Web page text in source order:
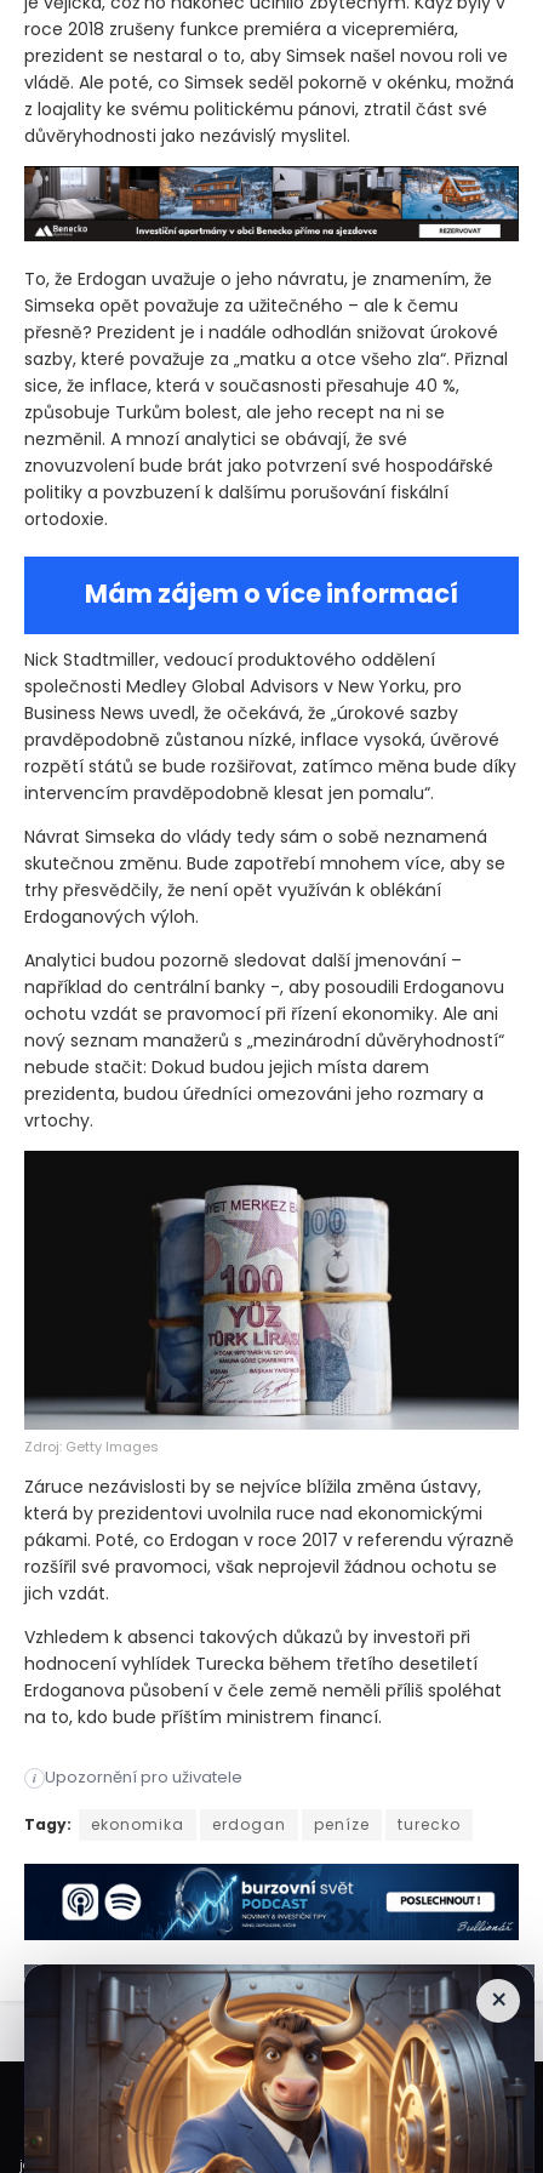
roce 2018 zrušeny funkce premiéra a vicepremiéra,
prezident se nestaral o to, aby Simsek našel novou roli ve
vládě. Ale poté, co Simsek seděl pokorně v okénku, možná
z loajality ke svému politickému pánovi, ztratil část své
důvěryhodnosti jako nezávislý myslitel.
To, že Erdogan uvažuje o jeho návratu, je znamením, že
Simseka opět považuje za užitečného – ale k čemu
přesně? Prezident je i nadále odhodlán snižovat úrokové
sazby, které považuje za „matku a otce všeho zla“. Přiznal
sice, že inflace, která v současnosti přesahuje 40 %,
způsobuje Turkům bolest, ale jeho recept na ni se
nezměnil. A mnozí analytici se obávají, že své
znovuzvolení bude brát jako potvrzení své hospodářské
politiky a povzbuzení k dalšímu porušování fiskální
ortodoxie.
Mám zájem o více informací
Nick Stadtmiller, vedoucí produktového oddělení
společnosti Medley Global Advisors v New Yorku, pro
Business News uvedl, že očekává, že „úrokové sazby
pravděpodobně zůstanou nízké, inflace vysoká, úvěrové
rozpětí států se bude rozšiřovat, zatímco měna bude díky
intervencím pravděpodobně klesat jen pomalu“.
Návrat Simseka do vlády tedy sám o sobě neznamená
skutečnou změnu. Bude zapotřebí mnohem více, aby se
trhy přesvědčily, že není opět využíván k oblékání
Erdoganových výloh.
Analytici budou pozorně sledovat další jmenování –
například do centrální banky -, aby posoudili Erdoganovu
ochotu vzdát se pravomocí při řízení ekonomiky. Ale ani
nový seznam manažerů s „mezinárodní důvěryhodností“
nebude stačit: Dokud budou jejich místa darem
prezidenta, budou úředníci omezováni jeho rozmary a
vrtochy.
Zdroj: Getty Images
Záruce nezávislosti by se nejvíce blížila změna ústavy,
která by prezidentovi uvolnila ruce nad ekonomickými
pákami. Poté, co Erdogan v roce 2017 v referendu výrazně
rozšířil své pravomoci, však neprojevil žádnou ochotu se
jich vzdát.
Vzhledem k absenci takových důkazů by investoři při
hodnocení vyhlídek Turecka během třetího desetiletí
Erdoganova působení v čele země neměli příliš spoléhat
na to, kdo bude příštím ministrem financí.
i Upozornění pro uživatele
Dokud se prezident Recep Tayyip Erdogan výslovně
Tagy: ekonomika erdogan peníze turecko
×
Veškeré informace a materiály zveřejněné na internetových stránkách
Burzovního Světa vycházejí z veřejně dostupných a důvěryhodných zdrojů. Při
jejich zpracování je postupováno s odbornou péčí a cílem poskytovat čtenářům